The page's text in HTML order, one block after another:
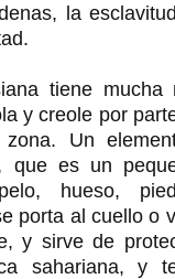
la
tiene mucha
y creole por
Un
que es un
hueso,
porta al cuello o
y sirve de
sahariana, y